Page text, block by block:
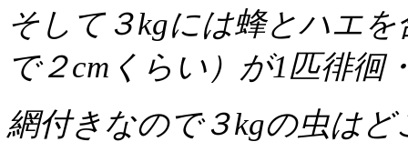
そして３kgには蜂とハエ
で２cmくらい）が1匹徘徊
網付きなので３kgの虫は